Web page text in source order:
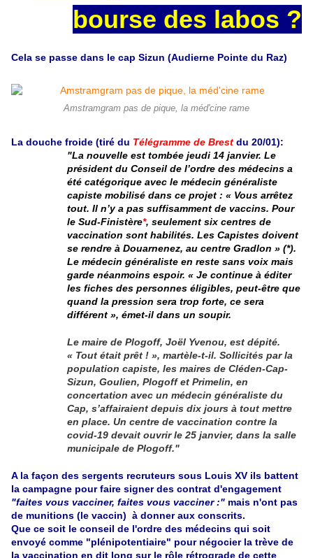
bourse des labos ?
Cela se passe dans le cap Sizun (Audierne Pointe du Raz)
Amstramgram pas de pique, la méd'cine rame
La douche froide (tiré du Télégramme de Brest du 20/01):
"La nouvelle est tombée jeudi 14 janvier. Le
président du Conseil de l’ordre des médecins a
été catégorique avec le médecin généraliste
capiste mobilisé dans ce projet : « Vous arrêtez
tout. Il n’y a pas suffisamment de vaccins. Pour
le Sud-Finistère*, seulement six centres de
vaccination sont habilités. Les Capistes doivent
se rendre à Douarnenez, au centre Gradlon » (*).
Le médecin généraliste en reste sans voix mais
garde néanmoins espoir. « Je continue à éditer
les fiches des personnes éligibles, peut-être que
quand la pression sera trop forte, ce sera
différent », émet-il dans un soupir.
Le maire de Plogoff, Joël Yvenou, est dépité.
« Tout était prêt ! », martèle-t-il. Sollicités par la
population capiste, les maires de Cléden-Cap-
Sizun, Goulien, Plogoff et Primelin, en
concertation avec un médecin généraliste du
Cap, s’affairaient depuis dix jours à tout mettre
en place. Un centre de vaccination contre la
covid-19 devait ouvrir le 25 janvier, dans la salle
municipale de Plogoff."
A la façon des sergents recruteurs sous Louis XV ils battent
la campagne pour faire signer des contrat d'engagement
"faites vous vacciner, faites vous vacciner :" mais n'ont pas
de munitions (le vaccin) à donner aux conscrits.
Que ce soit le conseil de l'ordre des médecins qui soit
envoyé comme "plénipotentiaire" pour négocier la trève de
la vaccination en dit long sur le rôle rétrograde de cette